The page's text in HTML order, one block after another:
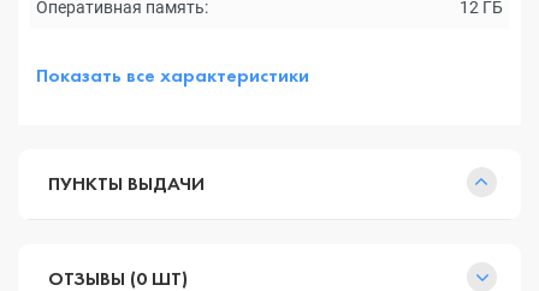
Оперативная память: 12 ГБ
Показать все характеристики
ПУНКТЫ ВЫДАЧИ
ОТЗЫВЫ (0 ШТ)